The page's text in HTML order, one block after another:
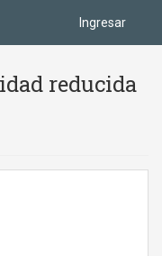
Ingresar
reducida